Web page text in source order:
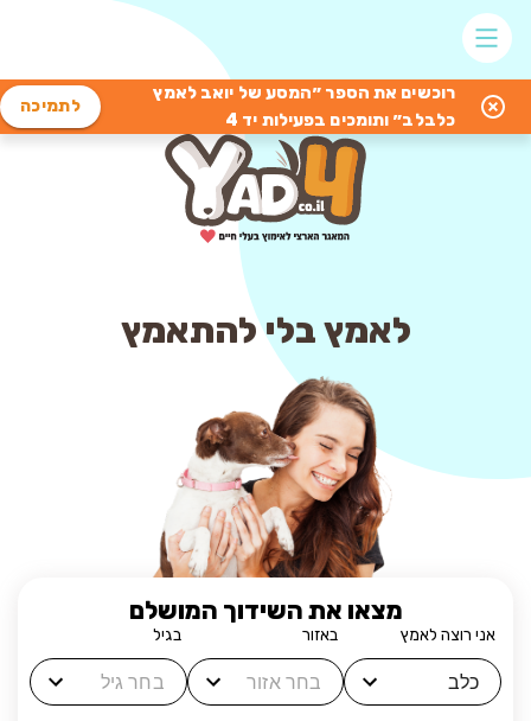
רוכשים את הספר ״המסע של יואב לאמץ
כלבלב״ ותומכים בפעילות יד 4
לתמיכה
לאמץ בלי להתאמץ
מצאו את השידוך המושלם
אני רוצה לאמץ באזור בגיל